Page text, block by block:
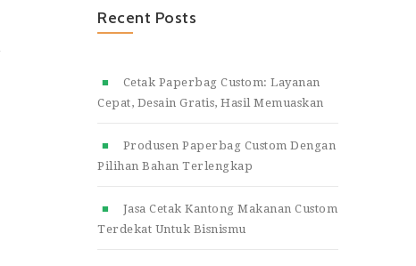
Recent Posts
Cetak Paperbag Custom: Layanan
Cepat, Desain Gratis, Hasil Memuaskan
Produsen Paperbag Custom Dengan
Pilihan Bahan Terlengkap
Jasa Cetak Kantong Makanan Custom
Terdekat Untuk Bisnismu